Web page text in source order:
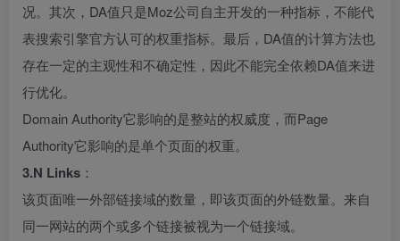
况。其次，DA值只是Moz公司自主开发的一种指标，不能代
表搜索引擎官方认可的权重指标。最后，DA值的计算方法也
存在一定的主观性和不确定性，因此不能完全依赖DA值来进
行优化。
Domain Authority它影响的是整站的权威度，而Page
Authority它影响的是单个页面的权重。
3.N Links ：
该页面唯一外部链接域的数量，即该页面的外链数量。来自
同一网站的两个或多个链接被视为一个链接域。